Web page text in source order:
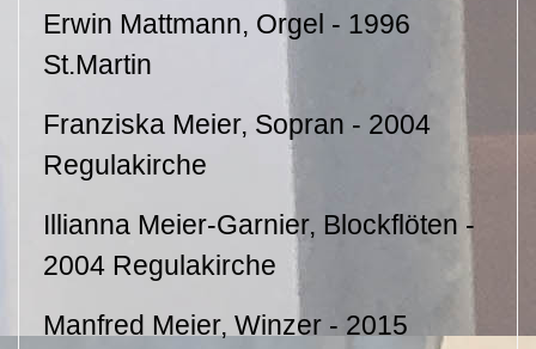
Erwin Mattmann, Orgel - 1996
St.Martin
Franziska Meier, Sopran - 2004
Regulakirche
Illianna Meier-Garnier, Blockflöten -
2004 Regulakirche
Manfred Meier, Winzer - 2015